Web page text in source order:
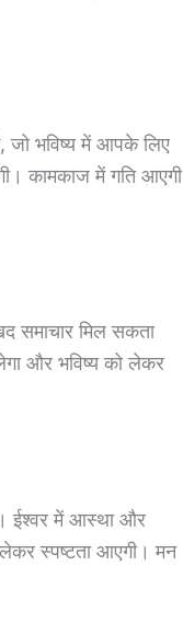
जो भविष्य में आपके लिए
कामकाज में गति आएगी
समाचार मिल सकता
और भविष्य को लेकर
ईश्वर में आस्था और
लेकर स्पष्टता आएगी। मन